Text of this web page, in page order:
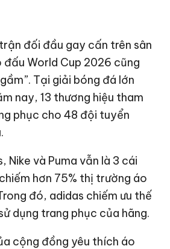
đối đầu gay cấn trên sân
đấuWorld Cup 2026 cũng
Tại giải bóng đá lớn
nay, 13 thương hiệu tham
phục cho 48 đội tuyển
Nike và Puma vẫn là 3 cái
hơn 75% thị trường áo
đó, adidas chiếm ưu thế
dụng trang phục của hãng.
cộng đồng yêu thích áo